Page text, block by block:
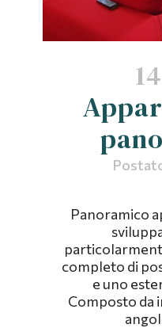
Panoramico
completo di
e uno
Composto da